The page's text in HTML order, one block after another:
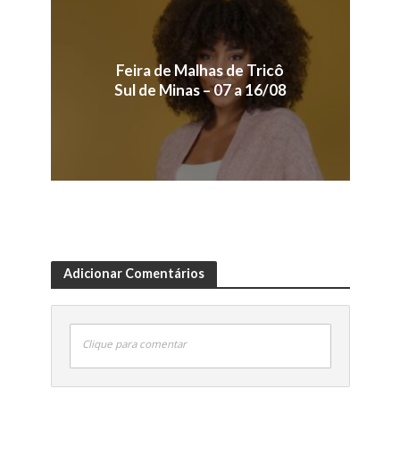
Feira de Malhas de Tricô
Sul de Minas – 07 a 16/08
Adicionar Comentários
Clique para comentar